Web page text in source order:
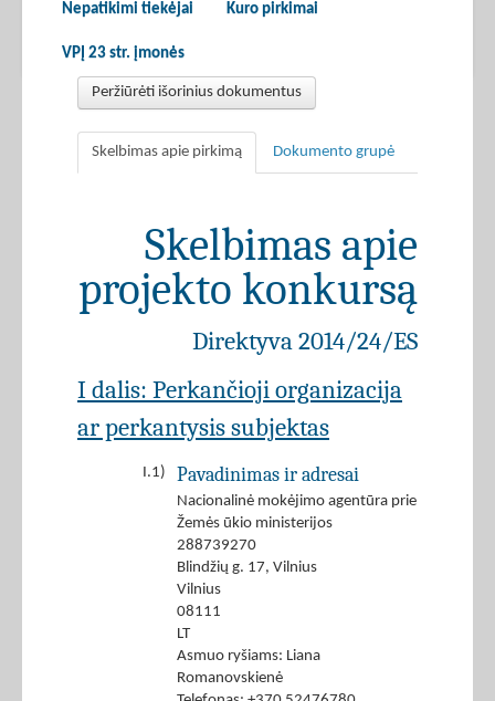
Nepatikimi tiekėjai Kuro pirkimai
VPĮ 23 str. įmonės
Peržiūrėti išorinius dokumentus
Skelbimas apie pirkimą Dokumento grupė
Skelbimas apie
projekto konkursą
Direktyva 2014/24/ES
I dalis: Perkančioji organizacija
ar perkantysis subjektas
I.1) Pavadinimas ir adresai
Nacionalinė mokėjimo agentūra prie
Žemės ūkio ministerijos
288739270
Blindžių g. 17, Vilnius
Vilnius
08111
LT
Asmuo ryšiams: Liana
Romanovskienė